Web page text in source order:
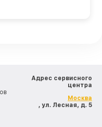
Адрес сервисного
центра
Москва
, ул. Лесная, д. 5